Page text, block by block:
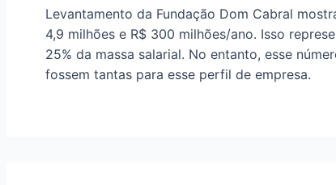
Levantamento da Fundação Dom Cabral
4,9 milhões e R$ 300 milhões/ano. Isso
25% da massa salarial. No entanto, esse
fossem tantas para esse perfil de empresa.